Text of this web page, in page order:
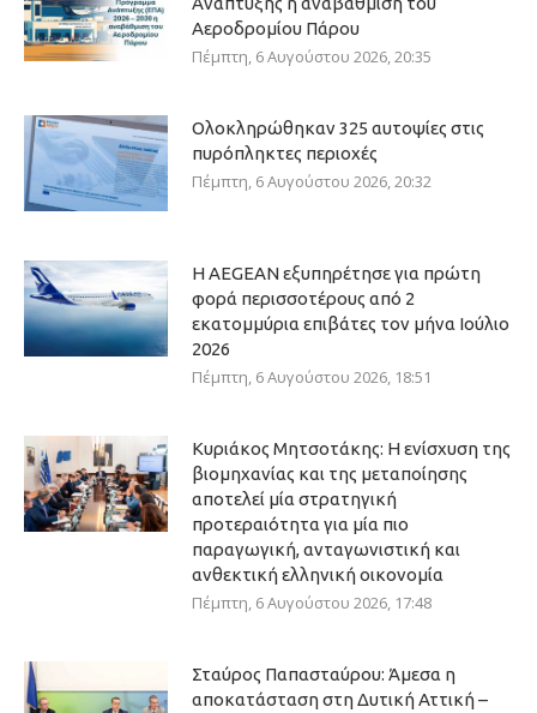
Αεροδρομίου Πάρου
Πέμπτη, 6 Αυγούστου 2026, 20:35
Ολοκληρώθηκαν 325 αυτοψίες στις
πυρόπληκτες περιοχές
Πέμπτη, 6 Αυγούστου 2026, 20:32
Η AEGEAN εξυπηρέτησε για πρώτη
φορά περισσοτέρους από 2
εκατομμύρια επιβάτες τον μήνα Ιούλιο
2026
Πέμπτη, 6 Αυγούστου 2026, 18:51
Κυριάκος Μητσοτάκης: Η ενίσχυση της
βιομηχανίας και της μεταποίησης
αποτελεί μία στρατηγική
προτεραιότητα για μία πιο
παραγωγική, ανταγωνιστική και
ανθεκτική ελληνική οικονομία
Πέμπτη, 6 Αυγούστου 2026, 17:48
Σταύρος Παπασταύρου: Άμεσα η
αποκατάσταση στη Δυτική Αττική –